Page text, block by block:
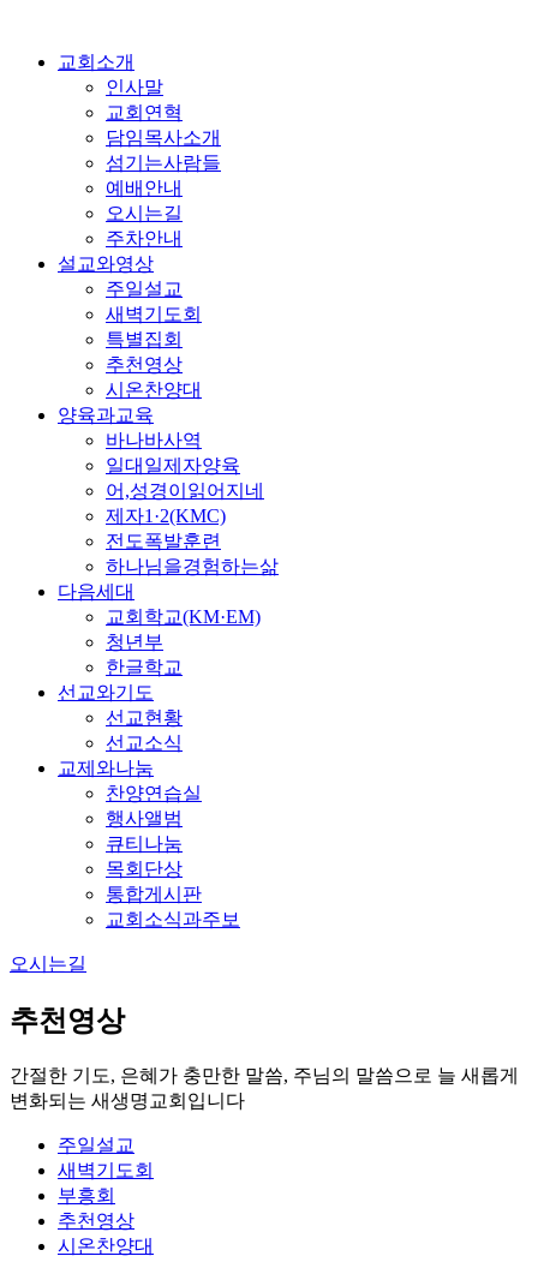
교회소개
인사말
교회연혁
담임목사소개
섬기는사람들
예배안내
오시는길
주차안내
설교와영상
주일설교
새벽기도회
특별집회
추천영상
시온찬양대
양육과교육
바나바사역
일대일제자양육
어,성경이읽어지네
제자1·2(KMC)
전도폭발훈련
하나님을경험하는삶
다음세대
교회학교(KM·EM)
청년부
한글학교
선교와기도
선교현황
선교소식
교제와나눔
찬양연습실
행사앨범
큐티나눔
목회단상
통합게시판
교회소식과주보
오시는길
추천영상
간절한 기도, 은혜가 충만한 말씀, 주님의 말씀으로 늘 새롭게
변화되는 새생명교회입니다
주일설교
새벽기도회
부흥회
추천영상
시온찬양대